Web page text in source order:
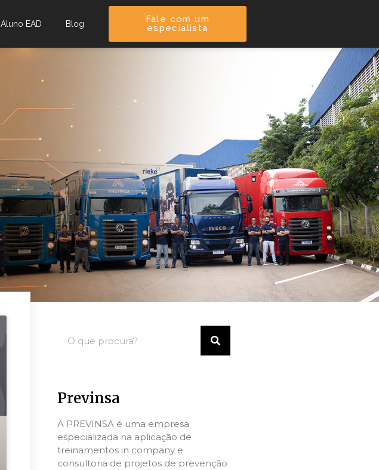
Aluno EAD Blog
Fale com um
especialista
Previnsa
A PREVINSA é uma empresa
especializada na aplicação de
treinamentos in company e
consultoria de projetos de prevenção